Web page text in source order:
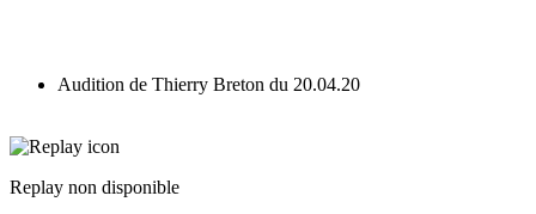
Audition de Thierry Breton du 20.04.20
Replay non disponible